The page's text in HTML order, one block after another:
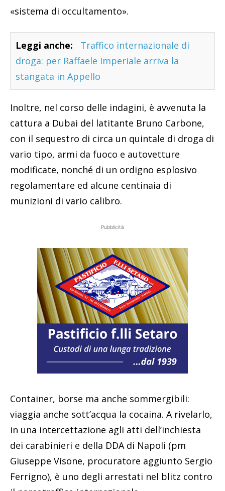
«sistema di occultamento».
Leggi anche:
Traffico internazionale di
droga: per Raffaele Imperiale arriva la
stangata in Appello
Inoltre, nel corso delle indagini, è avvenuta la
cattura a Dubai del latitante Bruno Carbone,
con il sequestro di circa un quintale di droga di
vario tipo, armi da fuoco e autovetture
modificate, nonché di un ordigno esplosivo
regolamentare ed alcune centinaia di
munizioni di vario calibro.
Pubblicità
Container, borse ma anche sommergibili:
viaggia anche sott’acqua la cocaina. A rivelarlo,
in una intercettazione agli atti dell’inchiesta
dei carabinieri e della DDA di Napoli (pm
Giuseppe Visone, procuratore aggiunto Sergio
Ferrigno), è uno degli arrestati nel blitz contro